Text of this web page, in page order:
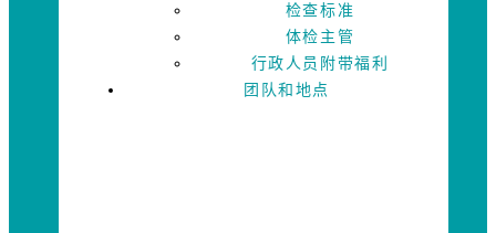
检查标准
体检主管
行政人员附带福利
团队和地点